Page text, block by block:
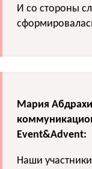
И со стороны
Мария
Event&Advent:
Наши